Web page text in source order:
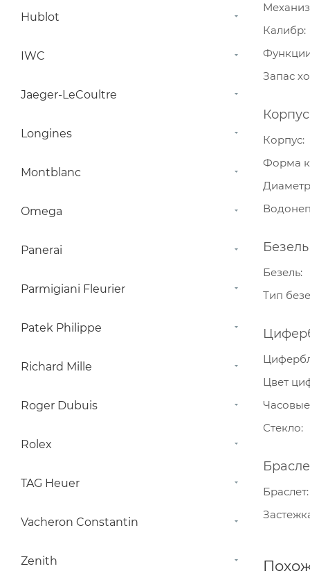
Калибр
Запас
Корпус
Корпус
Форма
Диаметр
Безель
Безель
Тип
Цвет
Стекло
Браслет
Hublot
IWC
Jaeger-LeCoultre
Longines
Montblanc
Omega
Panerai
Parmigiani Fleurier
Patek Philippe
Richard Mille
Roger Dubuis
Rolex
TAG Heuer
Vacheron Constantin
Zenith